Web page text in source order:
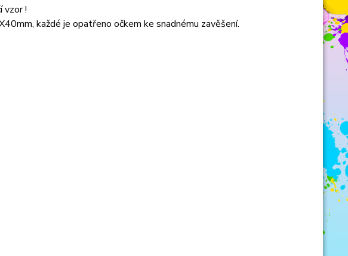
vzor !
každé je opatřeno očkem ke snadnému zavěšení.